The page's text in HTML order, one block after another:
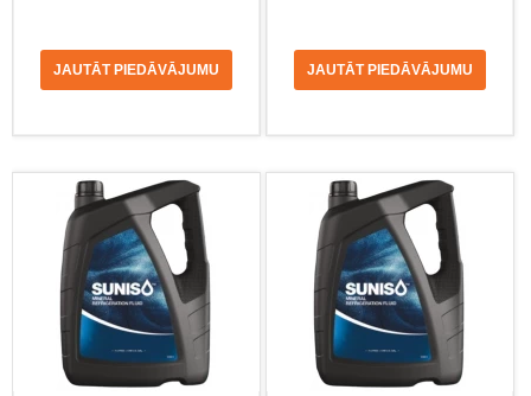
JAUTĀT PIEDĀVĀJUMU JAUTĀT PIEDĀVĀJUMU